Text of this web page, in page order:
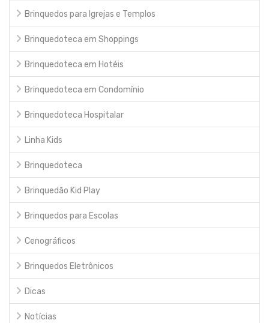
Brinquedos para Igrejas e Templos
Brinquedoteca em Shoppings
Brinquedoteca em Hotéis
Brinquedoteca em Condomínio
Brinquedoteca Hospitalar
Linha Kids
Brinquedoteca
Brinquedão Kid Play
Brinquedos para Escolas
Cenográficos
Brinquedos Eletrônicos
Dicas
Notícias